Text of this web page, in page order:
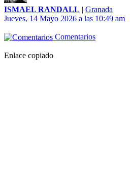
ISMAEL RANDALL | Granada
Jueves, 14 Mayo 2026 a las 10:49 am
Comentarios
Enlace copiado